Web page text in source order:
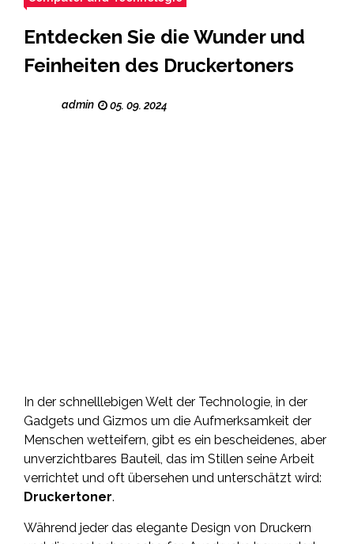
Entdecken Sie die Wunder und
Feinheiten des Druckertoners
admin 05. 09. 2024
In der schnelllebigen Welt der Technologie, in der
Gadgets und Gizmos um die Aufmerksamkeit der
Menschen wetteifern, gibt es ein bescheidenes, aber
unverzichtbares Bauteil, das im Stillen seine Arbeit
verrichtet und oft übersehen und unterschätzt wird:
Druckertoner.
Während jeder das elegante Design von Druckern